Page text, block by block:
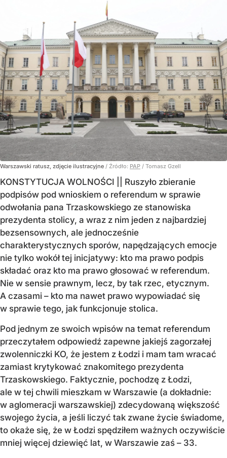
Warszawski ratusz, zdjęcie ilustracyjne / Źródło: PAP / Tomasz Gzell
KONSTYTUCJA WOLNOŚCI || Ruszyło zbieranie
podpisów pod wnioskiem o referendum w sprawie
odwołania pana Trzaskowskiego ze stanowiska
prezydenta stolicy, a wraz z nim jeden z najbardziej
bezsensownych, ale jednocześnie
charakterystycznych sporów, napędzających emocje
nie tylko wokół tej inicjatywy: kto ma prawo podpis
składać oraz kto ma prawo głosować w referendum.
Nie w sensie prawnym, lecz, by tak rzec, etycznym.
A czasami – kto ma nawet prawo wypowiadać się
w sprawie tego, jak funkcjonuje stolica.
Pod jednym ze swoich wpisów na temat referendum
przeczytałem odpowiedź zapewne jakiejś zagorzałej
zwolenniczki KO, że jestem z Łodzi i mam tam wracać
zamiast krytykować znakomitego prezydenta
Trzaskowskiego. Faktycznie, pochodzę z Łodzi,
ale w tej chwili mieszkam w Warszawie (a dokładnie:
w aglomeracji warszawskiej) zdecydowaną większość
swojego życia, a jeśli liczyć tak zwane życie świadome,
to okaże się, że w Łodzi spędziłem ważnych oczywiście
mniej więcej dziewięć lat, w Warszawie zaś – 33.